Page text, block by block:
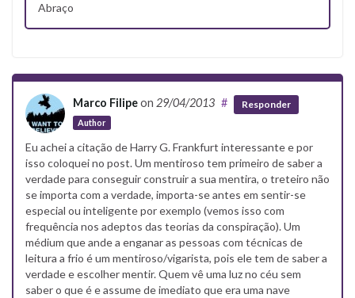
Abraço
Marco Filipeon 29/04/2013
Author
# Responder
Eu achei a citação de Harry G. Frankfurt interessante e por
isso coloquei no post. Um mentiroso tem primeiro de saber a
verdade para conseguir construir a sua mentira, o treteiro não
se importa com a verdade, importa-se antes em sentir-se
especial ou inteligente por exemplo (vemos isso com
frequência nos adeptos das teorias da conspiração). Um
médium que ande a enganar as pessoas com técnicas de
leitura a frio é um mentiroso/vigarista, pois ele tem de saber a
verdade e escolher mentir. Quem vê uma luz no céu sem
saber o que é e assume de imediato que era uma nave